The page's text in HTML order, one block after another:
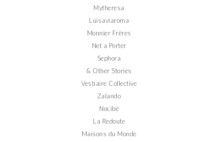
Mytheresa
Luisaviaroma
Monnier Frères
Net a Porter
Sephora
& Other Stories
Vestiaire Collective
Zalando
Nocibé
La Redoute
Maisons du Monde